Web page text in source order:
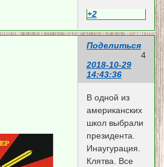
+2
Поделиться
4
2018-10-29
14:43:36
В одной из
американских
школ выбрали
президента.
Инаугурация.
Клятва. Все